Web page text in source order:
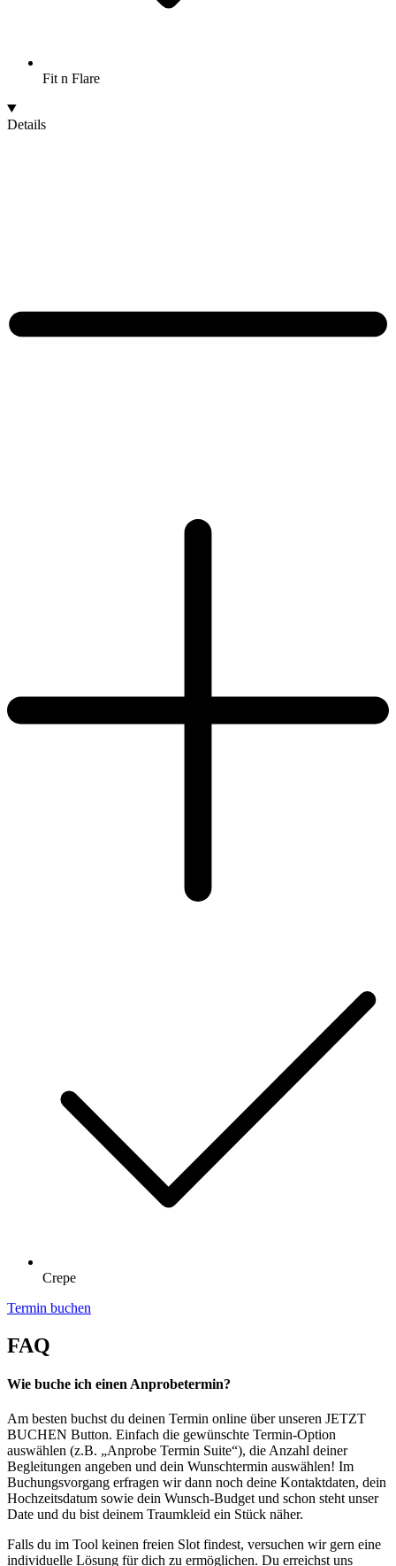
Fit n Flare
Details
Crepe
Termin buchen
FAQ
Wie buche ich einen Anprobetermin?
Am besten buchst du deinen Termin online über unseren JETZT
BUCHEN Button. Einfach die gewünschte Termin-Option
auswählen (z.B. „Anprobe Termin Suite“), die Anzahl deiner
Begleitungen angeben und dein Wunschtermin auswählen! Im
Buchungsvorgang erfragen wir dann noch deine Kontaktdaten, dein
Hochzeitsdatum sowie dein Wunsch-Budget und schon steht unser
Date und du bist deinem Traumkleid ein Stück näher.
Falls du im Tool keinen freien Slot findest, versuchen wir gern eine
individuelle Lösung für dich zu ermöglichen. Du erreichst uns